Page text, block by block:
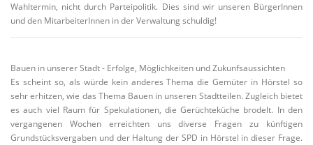
Wahltermin, nicht durch Parteipolitik. Dies sind wir unseren BürgerInnen
und den MitarbeiterInnen in der Verwaltung schuldig!
Bauen in unserer Stadt - Erfolge, Möglichkeiten und Zukunfsaussichten
Es scheint so, als würde kein anderes Thema die Gemüter in Hörstel so
sehr erhitzen, wie das Thema Bauen in unseren Stadtteilen. Zugleich bietet
es auch viel Raum für Spekulationen, die Gerüchteküche brodelt. In den
vergangenen Wochen erreichten uns diverse Fragen zu künftigen
Grundstücksvergaben und der Haltung der SPD in Hörstel in dieser Frage.